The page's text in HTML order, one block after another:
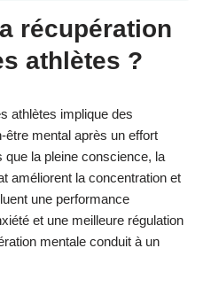
récupération
athlètes ?
athlètes implique des
être mental après un effort
la pleine conscience, la
améliorent la concentration et
une performance
et une meilleure régulation
mentale conduit à un